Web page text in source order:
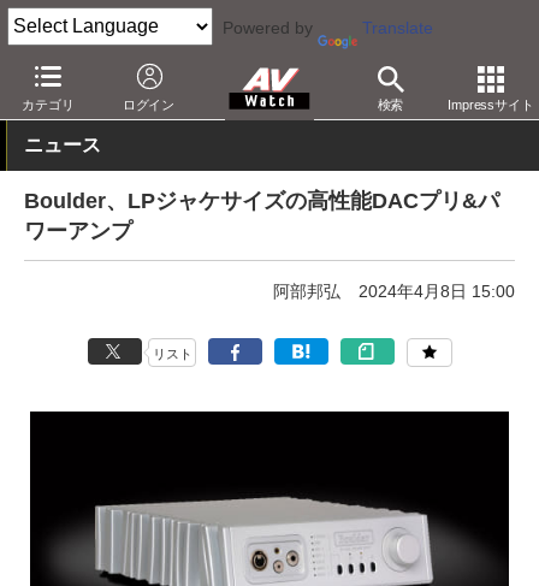
Powered by Translate
カテゴリ ログイン 検索 Impressサイト
AV Watch 製品 オーディオアンプ
ニュース
Boulder、LPジャケサイズの高性能DACプリ&パ
ワーアンプ
阿部邦弘 2024年4月8日 15:00
リスト